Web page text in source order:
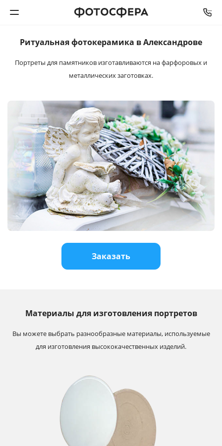
Печать фото
Календари
Интерьерная печать
Фотоподарки
Багетная мастерская
Полиграфия
Услуги и сервис
Ритуальнаяфотокерамика в Александрове
Портреты для памятников изготавливаются на фарфоровых и
металлических заготовках.
Заказать
Материалы для изготовления портретов
Вы можете выбрать разнообразные материалы, используемые
для изготовления высококачественных изделий.